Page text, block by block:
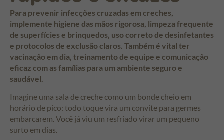
Para prevenir infecções cruzadas em creches,
implemente higiene das mãos rigorosa, limpeza frequente
de superfícies e brinquedos, uso correto de desinfetantes
e protocolos de exclusão claros. Também é vital ter
vacinação em dia, treinamento de equipe e comunicação
eficaz com as famílias para um ambiente seguro e
saudável.
Imagine uma sala de creche como um bonde cheio em
horário de pico: todo toque vira um convite para germes
embarcarem. Você já viu um resfriado virar um pequeno
surto em dias.